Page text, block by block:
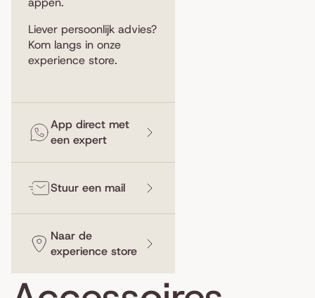
Liever persoonlijk advies?
Kom langs in onze
experience store.
App direct met
een expert
Stuur een mail
Naar de
experience store